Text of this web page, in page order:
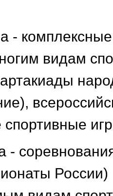
-
видам
спортивные
-
России)